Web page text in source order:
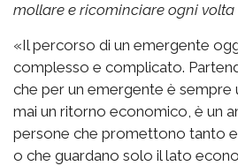
mollare e ricominciare ogni volta
«Il percorso di un emergente
complesso e complicato.
che per un emergente è sempre
mai un ritorno economico, è un
persone che promettono tanto
o che guardano solo il lato